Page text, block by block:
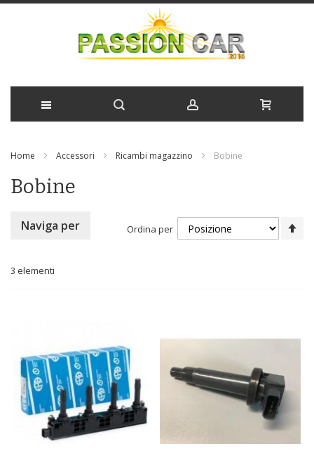
contenuto
Home Accessori Ricambi magazzino Bobine
Bobine
3 elementi
Ordina per
Naviga per